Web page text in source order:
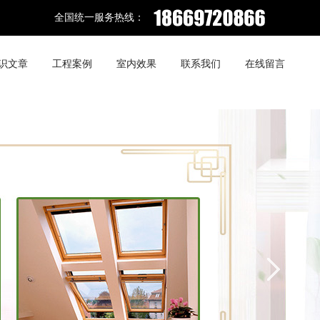
全国统一服务热线：
文章 工程案例 室内效果 联系我们 在线留言